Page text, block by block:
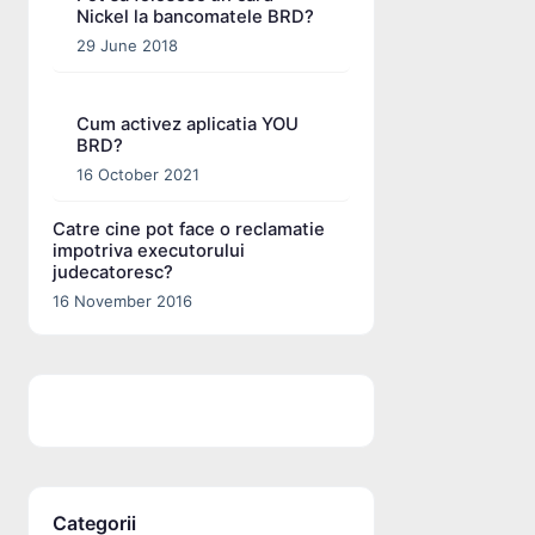
Nickel la bancomatele BRD?
29 June 2018
Cum activez aplicatia YOU
BRD?
16 October 2021
Catre cine pot face o reclamatie
impotriva executorului
judecatoresc?
16 November 2016
Categorii